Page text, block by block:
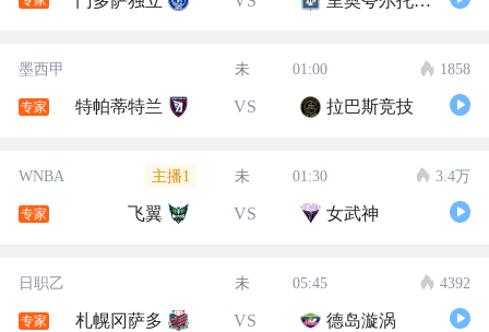
墨西甲 未 01:00 1858
专家 特帕蒂特兰 VS 拉巴斯竞技
WNBA 主播1 未 01:30 3.4万
专家 飞翼 VS 女武神
日职乙 未 05:45 4392
专家 札幌冈萨多 VS 德岛漩涡